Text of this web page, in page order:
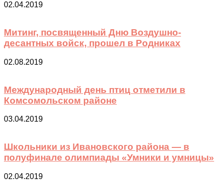
02.04.2019
Митинг, посвященный Дню Воздушно-
десантных войск, прошел в Родниках
02.08.2019
Международный день птиц отметили в
Комсомольском районе
03.04.2019
Школьники из Ивановского района — в
полуфинале олимпиады «Умники и умницы»
02.04.2019